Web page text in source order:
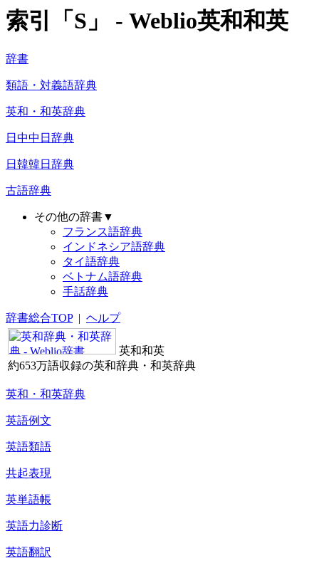
索引「S」 - Weblio英和和英
辞書
類語・対義語辞典
英和・和英辞典
日中中日辞典
日韓韓日辞典
古語辞典
その他の辞書▼
フランス語辞典
インドネシア語辞典
タイ語辞典
ベトナム語辞典
手話辞典
辞書総合TOP| ヘルプ
英和和英
約653万語収録の英和辞典・和英辞典
英和・和英辞典
英語例文
英語類語
共起表現
英単語帳
英語力診断
英語翻訳